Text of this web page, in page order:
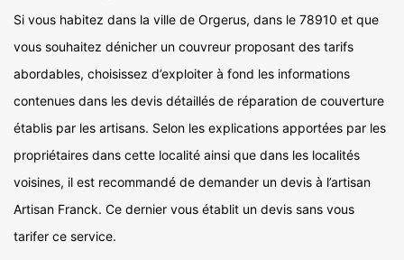
Si vous habitez dans la ville de Orgerus, dans le 78910 et que
vous souhaitez dénicher un couvreur proposant des tarifs
abordables, choisissez d’exploiter à fond les informations
contenues dans les devis détaillés de réparation de couverture
établis par les artisans. Selon les explications apportées par les
propriétaires dans cette localité ainsi que dans les localités
voisines, il est recommandé de demander un devis à l’artisan
Artisan Franck. Ce dernier vous établit un devis sans vous
tarifer ce service.